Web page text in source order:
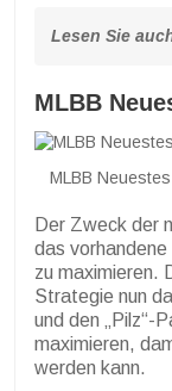
Lesen Sie
MLBB
MLBB
Der Zweck der
das
zu maximieren.
Strategie nun
und den „Pilz“-
maximieren,
werden kann.